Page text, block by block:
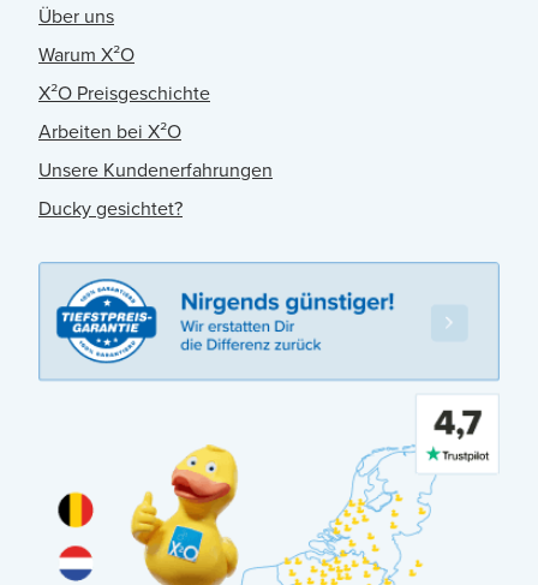
Über uns
Warum X²O
X²O Preisgeschichte
Arbeiten bei X²O
Unsere Kundenerfahrungen
Ducky gesichtet?